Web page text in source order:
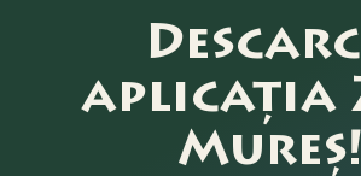
aplicația
Mureș!